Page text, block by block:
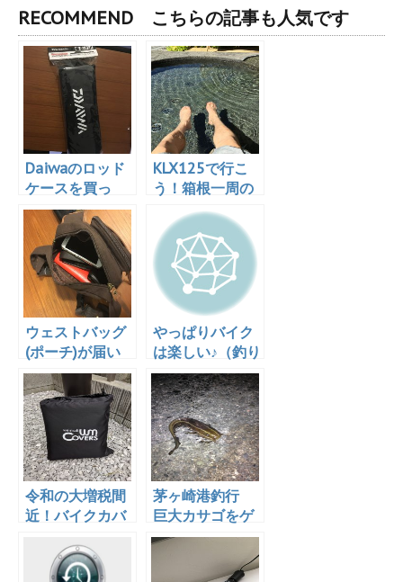
RECOMMEND こちらの記事も人気です
Daiwaのロッド
ケースを買っ
た！
KLX125で行こ
う！箱根一周の
旅 その１ 茅
ヶ崎〜箱根湯本
で足湯！
2017.05.27
ウェストバッグ
(ポーチ)が届い
た！開封レビュ
ー！
やっぱりバイク
は楽しい♪（釣り
のこと、追記あ
り）
令和の大増税間
近！バイクカバ
茅ヶ崎港釣行
巨大カサゴをゲ
ット！ 2015年